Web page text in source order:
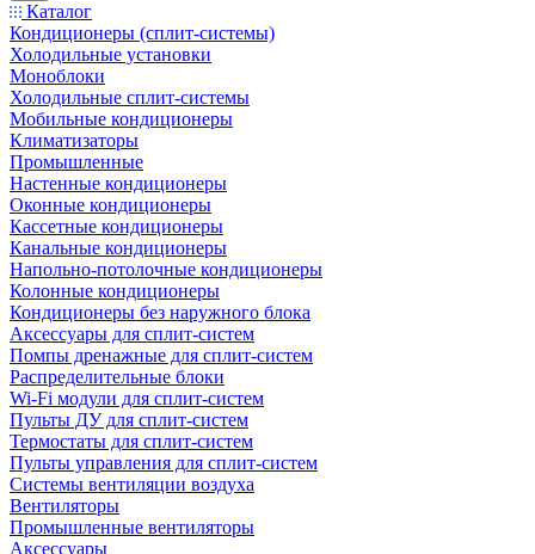
Каталог
Кондиционеры (сплит-системы)
Холодильные установки
Моноблоки
Холодильные сплит-системы
Мобильные кондиционеры
Климатизаторы
Промышленные
Настенные кондиционеры
Оконные кондиционеры
Кассетные кондиционеры
Канальные кондиционеры
Напольно-потолочные кондиционеры
Колонные кондиционеры
Кондиционеры без наружного блока
Аксессуары для сплит-систем
Помпы дренажные для сплит-систем
Распределительные блоки
Wi-Fi модули для сплит-систем
Пульты ДУ для сплит-систем
Термостаты для сплит-систем
Пульты управления для сплит-систем
Системы вентиляции воздуха
Вентиляторы
Промышленные вентиляторы
Аксессуары